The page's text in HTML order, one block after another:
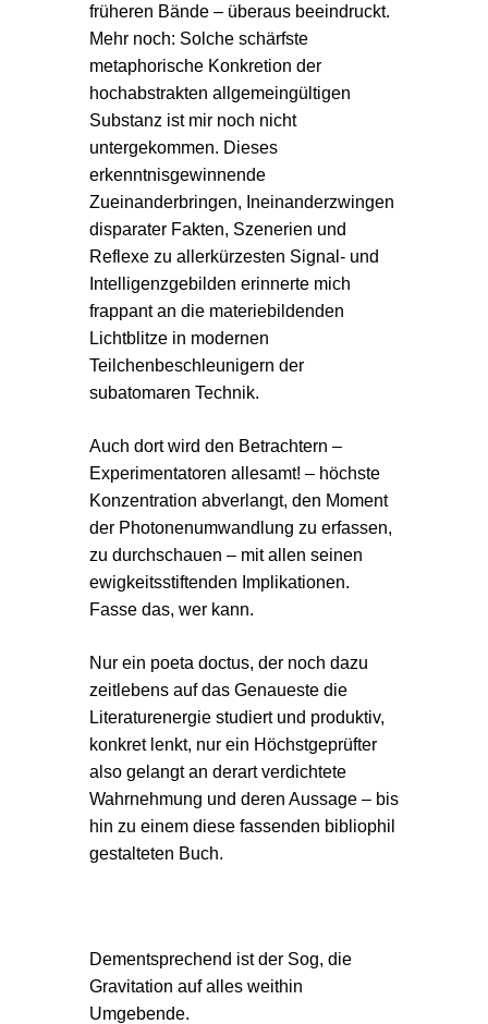
früheren Bände – überaus beeindruckt.
Mehr noch: Solche schärfste
metaphorische Konkretion der
hochabstrakten allgemeingültigen
Substanz ist mir noch nicht
untergekommen. Dieses
erkenntnisgewinnende
Zueinanderbringen, Ineinanderzwingen
disparater Fakten, Szenerien und
Reflexe zu allerkürzesten Signal- und
Intelligenzgebilden erinnerte mich
frappant an die materiebildenden
Lichtblitze in modernen
Teilchenbeschleunigern der
subatomaren Technik.
Auch dort wird den Betrachtern –
Experimentatoren allesamt! – höchste
Konzentration abverlangt, den Moment
der Photonenumwandlung zu erfassen,
zu durchschauen – mit allen seinen
ewigkeitsstiftenden Implikationen.
Fasse das, wer kann.
Nur ein poeta doctus, der noch dazu
zeitlebens auf das Genaueste die
Literaturenergie studiert und produktiv,
konkret lenkt, nur ein Höchstgeprüfter
also gelangt an derart verdichtete
Wahrnehmung und deren Aussage – bis
hin zu einem diese fassenden bibliophil
gestalteten Buch.
Dementsprechend ist der Sog, die
Gravitation auf alles weithin
Umgebende.